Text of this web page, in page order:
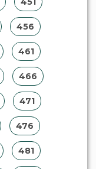
456
461
466
471
476
481